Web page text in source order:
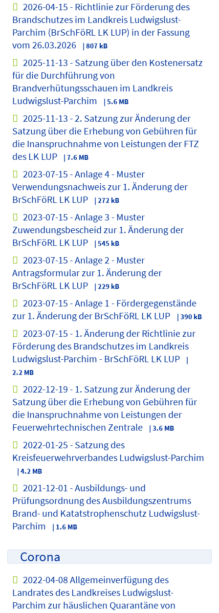
2026-04-15 - Richtlinie zur Förderung des
Brandschutzes im Landkreis Ludwigslust-
Parchim (BrSchFöRL LK LUP) in der Fassung
vom 26.03.2026
| 807 kB
2025-11-13 - Satzung über den Kostenersatz
für die Durchführung von
Brandverhütungsschauen im Landkreis
Ludwigslust-Parchim
| 5.6 MB
2025-11-13 - 2. Satzung zur Änderung der
Satzung über die Erhebung von Gebühren für
die Inanspruchnahme von Leistungen der FTZ
des LK LUP
| 7.6 MB
2023-07-15 - Anlage 4 - Muster
Verwendungsnachweis zur 1. Änderung der
BrSchFöRL LK LUP
| 272 kB
2023-07-15 - Anlage 3 - Muster
Zuwendungsbescheid zur 1. Änderung der
BrSchFöRL LK LUP
| 545 kB
2023-07-15 - Anlage 2 - Muster
Antragsformular zur 1. Änderung der
BrSchFöRL LK LUP
| 229 kB
2023-07-15 - Anlage 1 - Fördergegenstände
zur 1. Änderung der BrSchFöRL LK LUP
| 390 kB
2023-07-15 - 1. Änderung der Richtlinie zur
Förderung des Brandschutzes im Landkreis
Ludwigslust-Parchim - BrSchFöRL LK LUP
|
2.2 MB
2022-12-19 - 1. Satzung zur Änderung der
Satzung über die Erhebung von Gebühren für
die Inanspruchnahme von Leistungen der
Feuerwehrtechnischen Zentrale
| 3.6 MB
2022-01-25 - Satzung des
Kreisfeuerwehrverbandes Ludwigslust-Parchim
| 4.2 MB
2021-12-01 - Ausbildungs- und
Prüfungsordnung des Ausbildungszentrums
Brand- und Katatstrophenschutz Ludwigslust-
Parchim
| 1.6 MB
Corona
2022-04-08 Allgemeinverfügung des
Landrates des Landkreises Ludwigslust-
Parchim zur häuslichen Quarantäne von